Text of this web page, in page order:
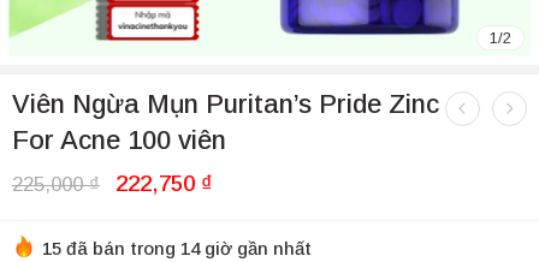
1/2
Viên Ngừa Mụn Puritan’s Pride Zinc
For Acne 100 viên
225,000₫ 222,750 ₫
15 đã bán trong 14 giờ gần nhất